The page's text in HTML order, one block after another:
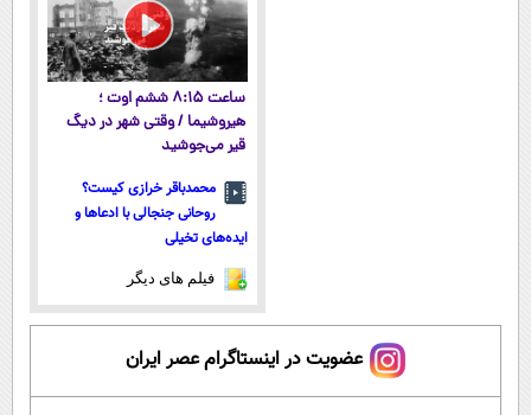
ساعت ۸:۱۵ ششم اوت ؛
هیروشیما / وقتی شهر در دیگ
قیر می‌جوشید
محمدباقر خرازی کیست؟
روحانی جنجالی با ادعاها و
ایده‌های تخیلی
فیلم های دیگر
عضویت در اینستاگرام عصر ایران